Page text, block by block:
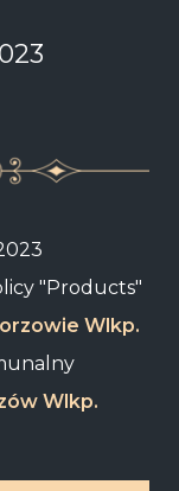
"Products"
Wlkp.
Wlkp.